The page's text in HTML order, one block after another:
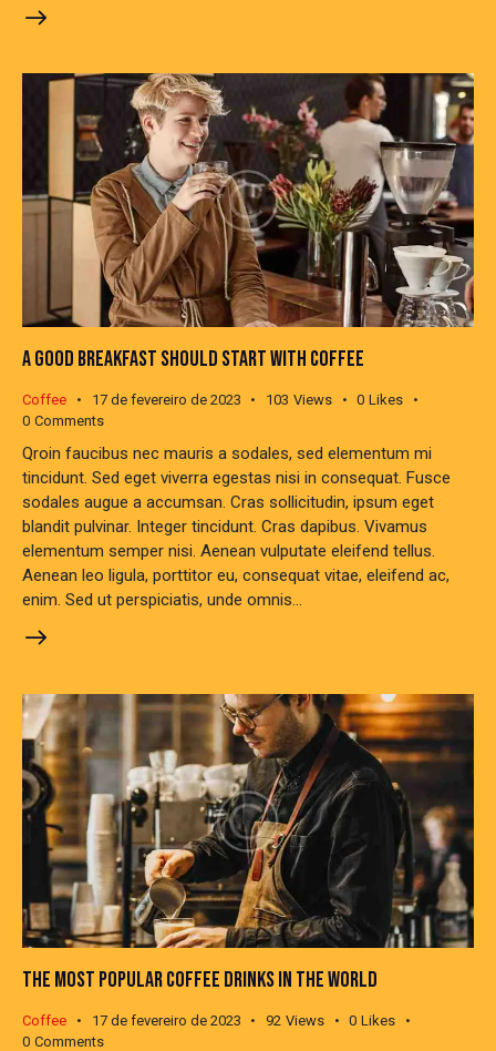
A GOOD BREAKFAST SHOULD START WITH COFFEE
Coffee 17 de fevereiro de 2023 103 Views 0 Likes
0 Comments
Qroin faucibus nec mauris a sodales, sed elementum mi
tincidunt. Sed eget viverra egestas nisi in consequat. Fusce
sodales augue a accumsan. Cras sollicitudin, ipsum eget
blandit pulvinar. Integer tincidunt. Cras dapibus. Vivamus
elementum semper nisi. Aenean vulputate eleifend tellus.
Aenean leo ligula, porttitor eu, consequat vitae, eleifend ac,
enim. Sed ut perspiciatis, unde omnis…
THE MOST POPULAR COFFEE DRINKS IN THE WORLD
Coffee 17 de fevereiro de 2023 92 Views 0 Likes
0 Comments